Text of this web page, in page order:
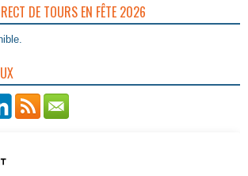
DE TOURS EN FÊTE 2026